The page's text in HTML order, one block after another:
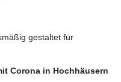
gestaltet für
Corona in Hochhäusern